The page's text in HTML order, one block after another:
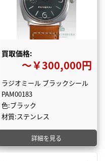
買取価格:
〜￥300,000円
ラジオミール ブラックシール
PAM00183
色:ブラック
材質:ステンレス
詳細を見る